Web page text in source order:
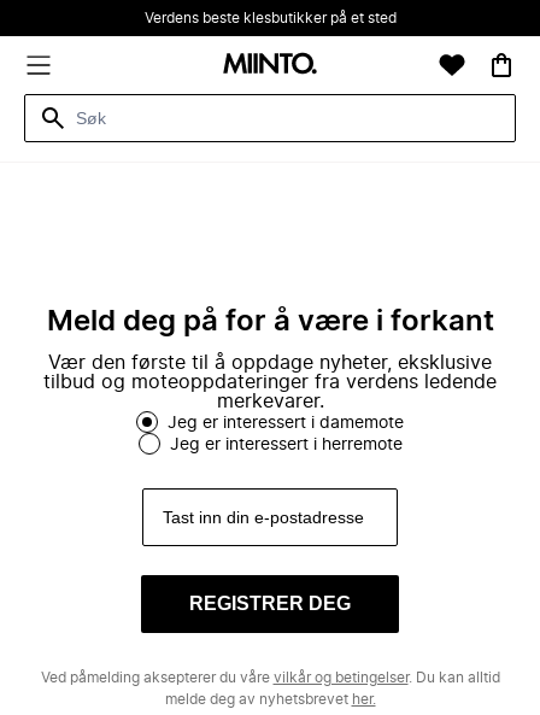
Verdens beste klesbutikker på et sted
Meld deg på for å være i forkant
Vær den første til å oppdage nyheter, eksklusive
tilbud og moteoppdateringer fra verdens ledende
merkevarer.
Jeg er interessert i damemote
Jeg er interessert i herremote
REGISTRER DEG
Ved påmelding aksepterer du våre vilkår og betingelser. Du kan alltid
melde deg av nyhetsbrevet her.